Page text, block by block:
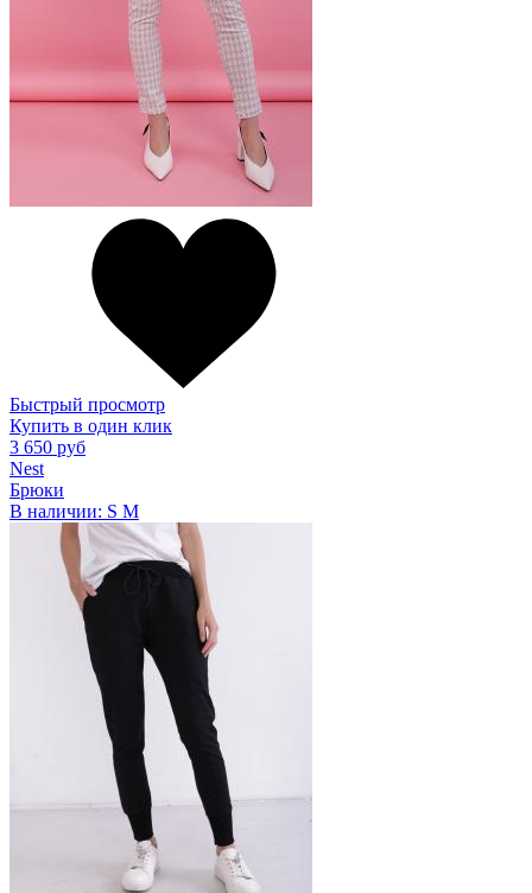
Быстрый просмотр
Купить в один клик
3 650 руб
Nest
Брюки
В наличии: S M